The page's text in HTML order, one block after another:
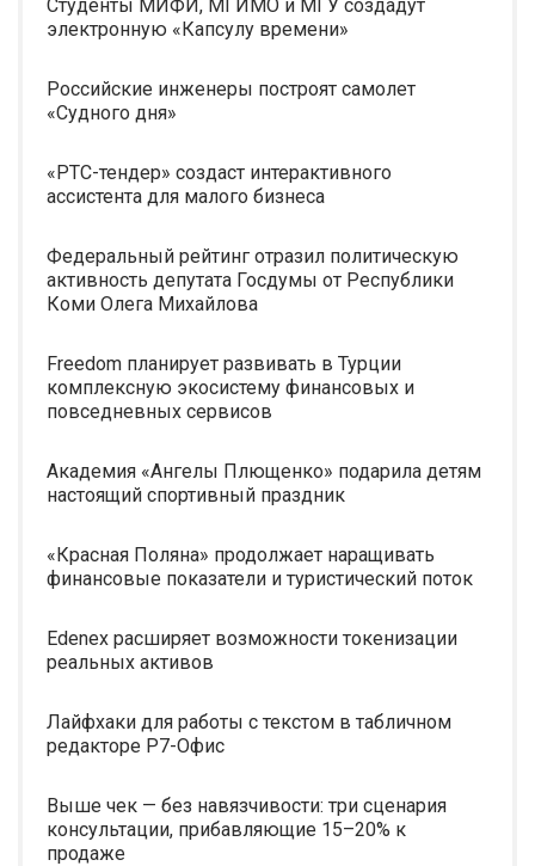
Студенты МИФИ, МГИМО и МГУ создадут
электронную «Капсулу времени»
Российские инженеры построят самолет
«Судного дня»
«РТС-тендер» создаст интерактивного
ассистента для малого бизнеса
Федеральный рейтинг отразил политическую
активность депутата Госдумы от Республики
Коми Олега Михайлова
Freedom планирует развивать в Турции
комплексную экосистему финансовых и
повседневных сервисов
Академия «Ангелы Плющенко» подарила детям
настоящий спортивный праздник
«Красная Поляна» продолжает наращивать
финансовые показатели и туристический поток
Edenex расширяет возможности токенизации
реальных активов
Лайфхаки для работы с текстом в табличном
редакторе Р7-Офис
Выше чек — без навязчивости: три сценария
консультации, прибавляющие 15–20% к
продаже